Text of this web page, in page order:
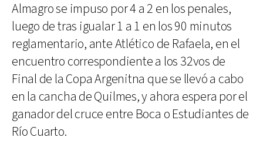
Almagro se impuso por 4 a 2 en los penales,
luego de tras igualar 1 a 1 en los 90 minutos
reglamentario, ante Atlético de Rafaela, en el
encuentro correspondiente a los 32vos de
Final de la Copa Argenitna que se llevó a cabo
en la cancha de Quilmes, y ahora espera por el
ganador del cruce entre Boca o Estudiantes de
Río Cuarto.